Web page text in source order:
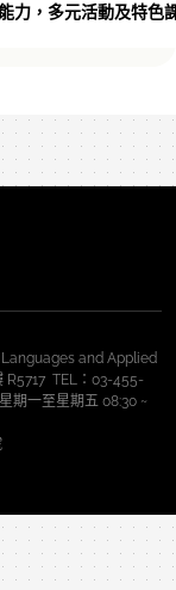
力，多元活動及特色
and Applied
R5717 TEL：03-455-
期一至星期五 08:30 ~